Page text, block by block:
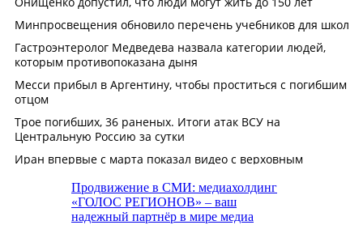
Продвижение в СМИ: медиахолдинг
«ГОЛОС РЕГИОНОВ» – ваш
надежный партнёр в мире медиа